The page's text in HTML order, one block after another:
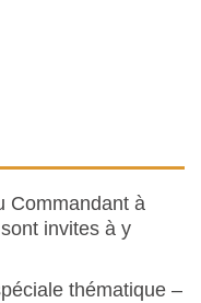
Commandant à
invites à y
thématique –